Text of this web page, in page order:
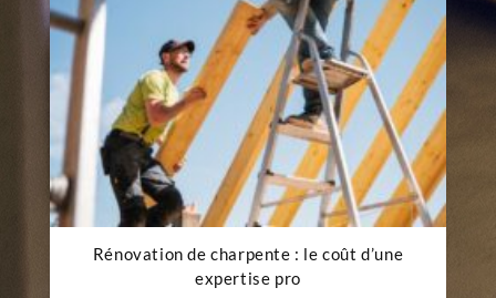
Rénovation de charpente : le coût d’une
expertise pro